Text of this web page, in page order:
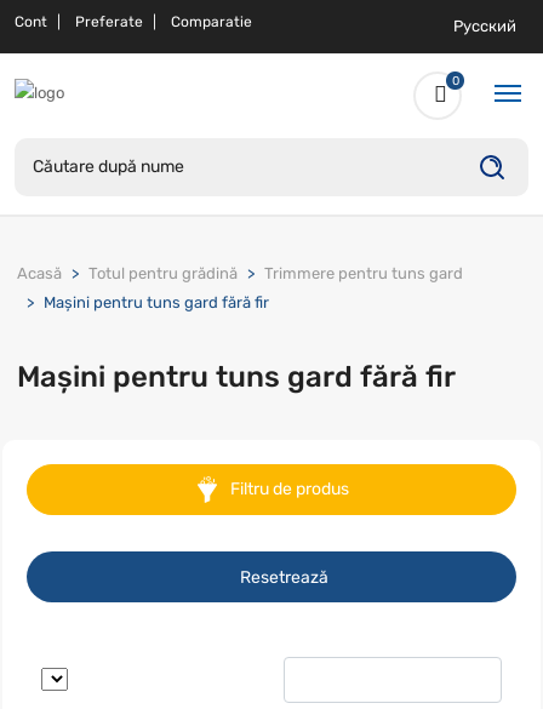
Cont Preferate Comparatie Русский
0
Acasă Totul pentru grădină
Trimmere pentru tuns gard
Mașini pentru tuns gard fără fir
Mașini pentru tuns gard fără fir
Filtru de produs
Resetrează